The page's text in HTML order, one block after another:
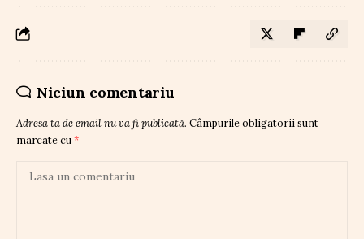
Niciun comentariu
Adresa ta de email nu va fi publicată. Câmpurile obligatorii sunt
marcate cu *